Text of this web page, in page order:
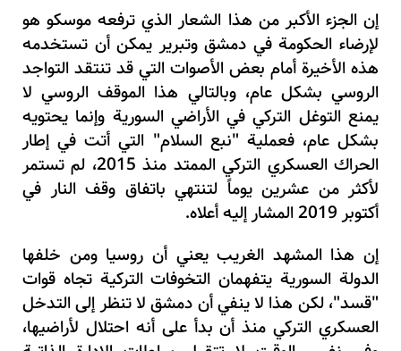
إن الجزء الأكبر من هذا الشعار الذي ترفعه موسكو هو
لإرضاء الحكومة في دمشق وتبرير يمكن أن تستخدمه
هذه الأخيرة أمام بعض الأصوات التي قد تنتقد التواجد
الروسي بشكل عام، وبالتالي هذا الموقف الروسي لا
يمنع التوغل التركي في الأراضي السورية وإنما يحتويه
بشكل عام، فعملية "نبع السلام" التي أتت في إطار
الحراك العسكري التركي الممتد منذ 2015، لم تستمر
لأكثر من عشرين يوماً لتنتهي باتفاق وقف النار في
أكتوبر2019 المشار إليه أعلاه.
إن هذا المشهد الغريب يعني أن روسيا ومن خلفها
الدولة السورية يتفهمان التخوفات التركية تجاه قوات
"قسد"، لكن هذا لا ينفي أن دمشق لا تنظر إلى التدخل
العسكري التركي منذ أن بدأ على أنه احتلال لأراضيها،